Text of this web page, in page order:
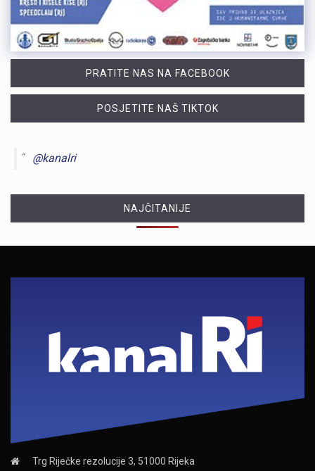
PRATITE NAS NA FACEBOOK
POSJETITE NAŠ TIKTOK
@kanalri
NAJČITANIJE
Trg Riječke rezolucije 3, 51000 Rijeka